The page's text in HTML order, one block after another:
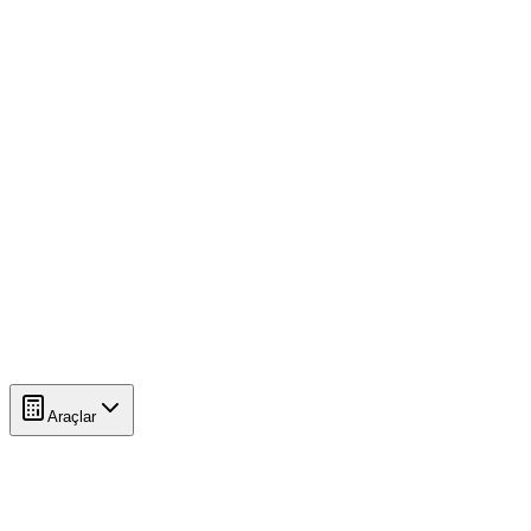
Araçlar